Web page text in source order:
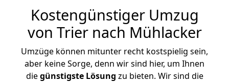
Kostengünstiger Umzug
von Trier nach Mühlacker
Umzüge können mitunter recht kostspielig sein,
aber keine Sorge, denn wir sind hier, um Ihnen
diegünstigste Lösung zu bieten. Wir sind die